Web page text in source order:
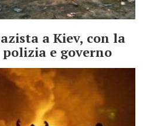
a Kiev, con la
e governo